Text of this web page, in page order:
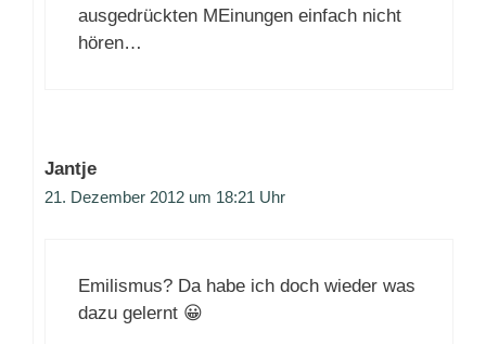
ausgedrückten MEinungen einfach nicht
hören…
Jantje
21. Dezember 2012 um 18:21 Uhr
Emilismus? Da habe ich doch wieder was
dazu gelernt 😀